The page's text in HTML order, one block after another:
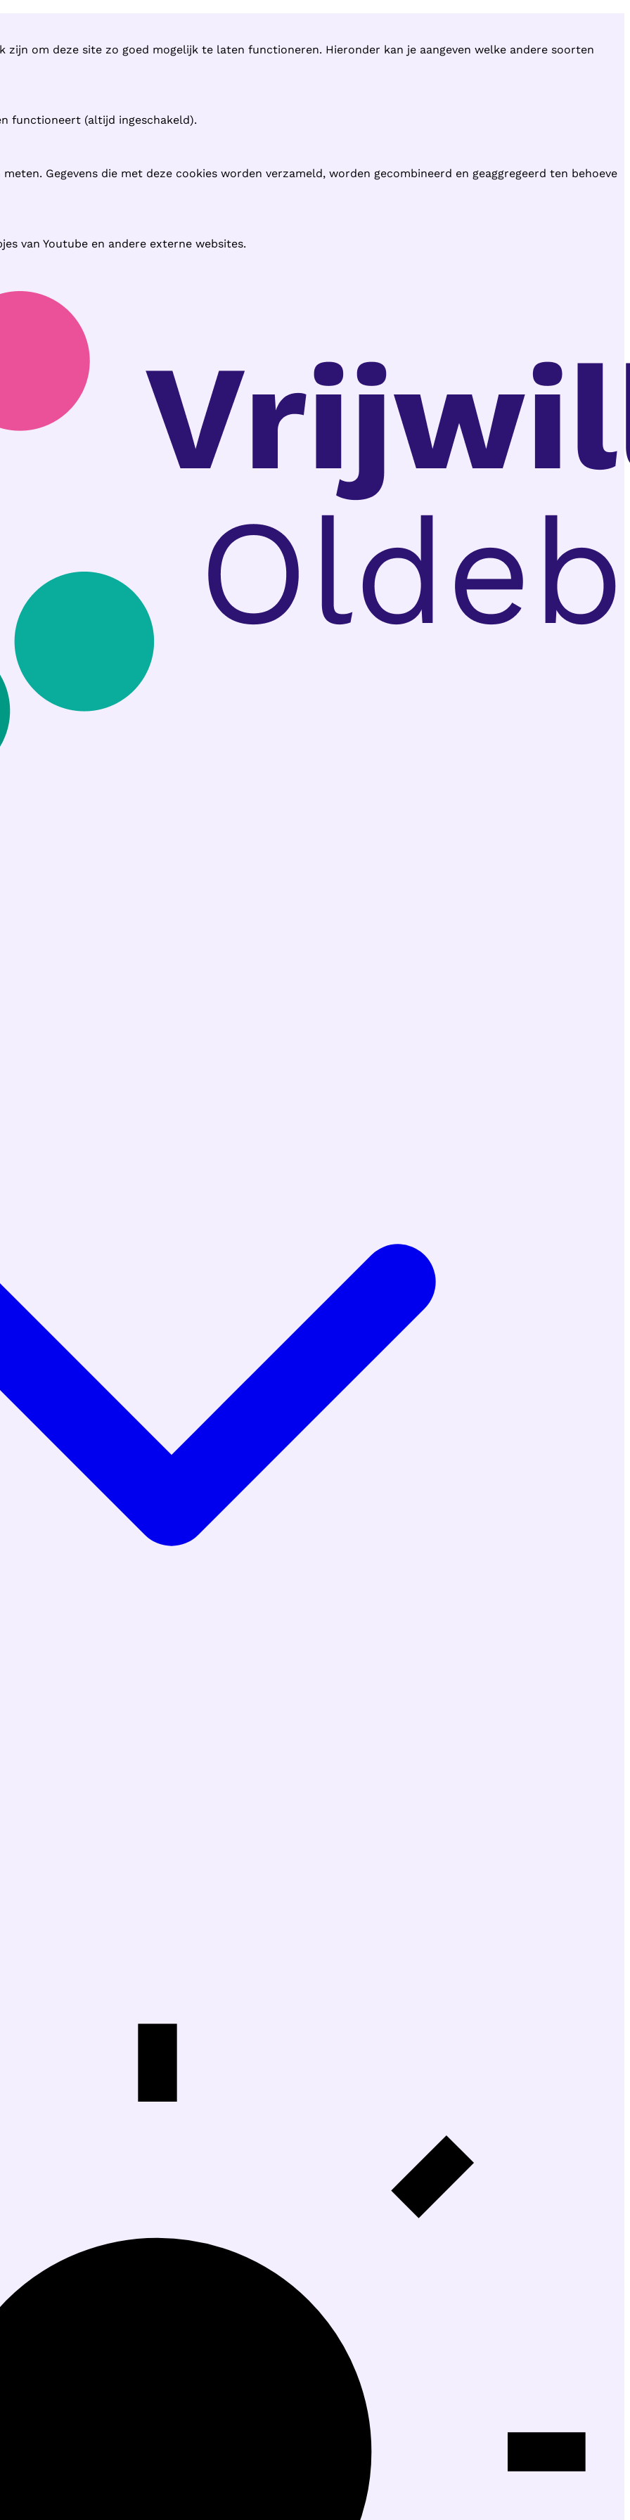
zijn om deze site zo goed mogelijk te laten functioneren. Hieronder kan je aangeven welke andere soorten
functioneert (altijd ingeschakeld).
Gegevens die met deze cookies worden verzameld, worden gecombineerd en geaggregeerd ten behoeve
van Youtube en andere externe websites.